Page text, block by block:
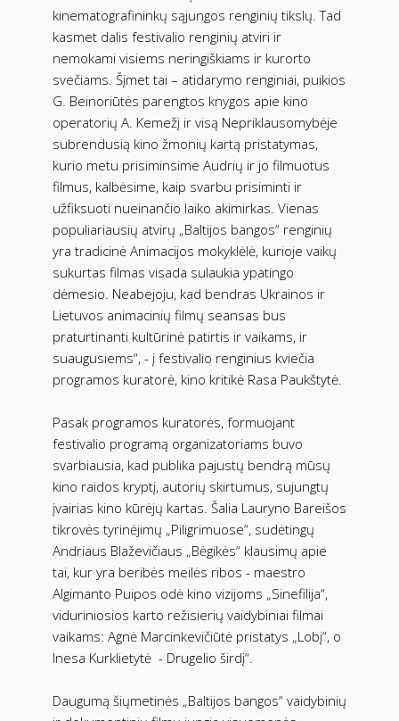
kinematografininkų sąjungos renginių tikslų. Tad
kasmet dalis festivalio renginių atviri ir
nemokami visiems neringiškiams ir kurorto
svečiams. Šįmet tai – atidarymo renginiai, puikios
G. Beinoriūtės parengtos knygos apie kino
operatorių A. Kemežį ir visą Nepriklausomybėje
subrendusią kino žmonių kartą pristatymas,
kurio metu prisiminsime Audrių ir jo filmuotus
filmus, kalbėsime, kaip svarbu prisiminti ir
užfiksuoti nueinančio laiko akimirkas. Vienas
populiariausių atvirų „Baltijos bangos“ renginių
yra tradicinė Animacijos mokyklėlė, kurioje vaikų
sukurtas filmas visada sulaukia ypatingo
dėmesio. Neabejoju, kad bendras Ukrainos ir
Lietuvos animacinių filmų seansas bus
praturtinanti kultūrinė patirtis ir vaikams, ir
suaugusiems“, - į festivalio renginius kviečia
programos kuratorė, kino kritikė Rasa Paukštytė.
Pasak programos kuratorės, formuojant
festivalio programą organizatoriams buvo
svarbiausia, kad publika pajustų bendrą mūsų
kino raidos kryptį, autorių skirtumus, sujungtų
įvairias kino kūrėjų kartas. Šalia Lauryno Bareišos
tikrovės tyrinėjimų „Piligrimuose“, sudėtingų
Andriaus Blaževičiaus „Bėgikės“ klausimų apie
tai, kur yra beribės meilės ribos - maestro
Algimanto Puipos odė kino vizijoms „Sinefilija“,
viduriniosios karto režisierių vaidybiniai filmai
vaikams: Agnė Marcinkevičiūtė pristatys „Lobį“, o
Inesa Kurklietytė - Drugelio širdį“.
Daugumą šiųmetinės „Baltijos bangos“ vaidybinių